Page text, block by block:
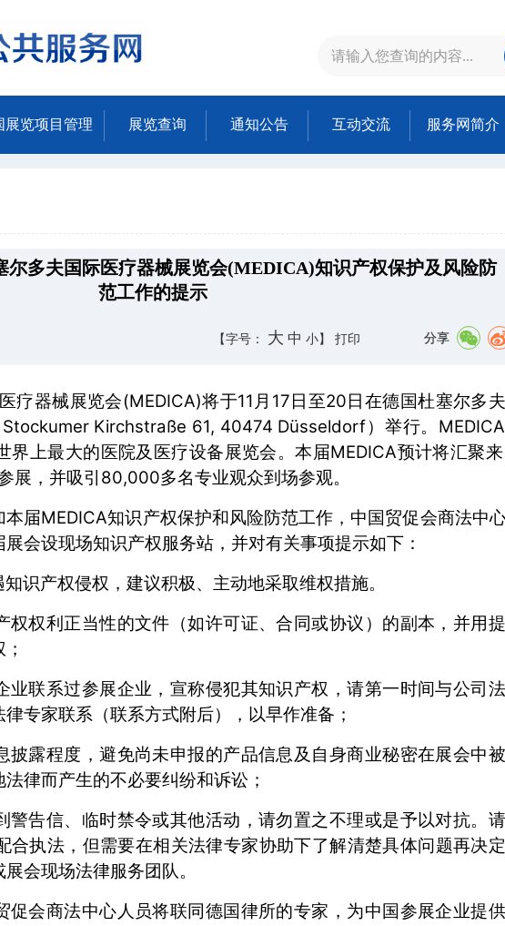
展览项目管理 展览查询 通知公告 互动交流 服务网简介
尔多夫国际医疗器械展览会(MEDICA)知识产权保护及风险防
范工作的提示
【字号： 大 中 小】打印 分享
疗器械展览会(MEDICA)将于11月17日至20日在德国杜塞尔多
Kirchstraße 61, 40474 Düsseldorf）举行。
界上最大的医院及医疗设备展览会。本届MEDICA预计将汇聚
展，并吸引80,000多名专业观众到场参观。
届MEDICA知识产权保护和风险防范工作，中国贸促会商法中
会设现场知识产权服务站，并对有关事项提示如下：
识产权侵权，建议积极、主动地采取维权措施。
权权利正当性的文件（如许可证、合同或协议）的副本，并用
业联系过参展企业，宣称侵犯其知识产权，请第一时间与公司
专家联系（联系方式附后），以早作准备；
披露程度，避免尚未申报的产品信息及自身商业秘密在展会中
律而产生的不必要纠纷和诉讼；
警告信、临时禁令或其他活动，请勿置之不理或是予以对抗。
合执法，但需要在相关法律专家协助下了解清楚具体问题再决
会现场法律服务团队。
促会商法中心人员将联同德国律所的专家，为中国参展企业提